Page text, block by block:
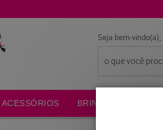
Seja bem-vindo(a),
ACESSÓRIOS BRINCADEIRAS